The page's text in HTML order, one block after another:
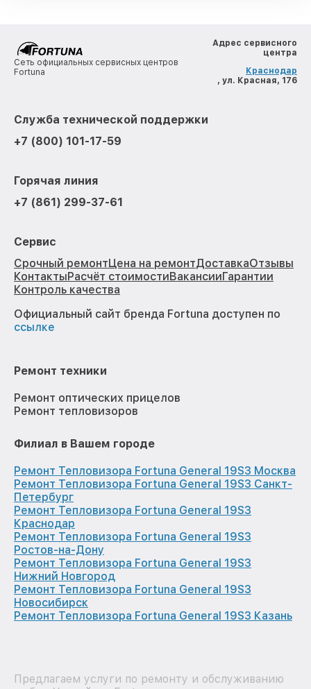
Сеть официальных сервисных центров
Fortuna
Адрес сервисного
центра
Краснодар
, ул. Красная, 176
Служба технической поддержки
+7 (800) 101-17-59
Горячая линия
+7 (861) 299-37-61
Сервис
Срочный ремонтЦена на ремонтДоставкаОтзывы
КонтактыРасчёт стоимостиВакансииГарантии
Контроль качества
Официальный сайт бренда Fortuna доступен по
ссылке
Ремонт техники
Ремонт оптических прицелов
Ремонт тепловизоров
Филиал в Вашем городе
Ремонт Тепловизора Fortuna General 19S3 Москва
Ремонт Тепловизора Fortuna General 19S3 Санкт-
Петербург
Ремонт Тепловизора Fortuna General 19S3
Краснодар
Ремонт Тепловизора Fortuna General 19S3
Ростов-на-Дону
Ремонт Тепловизора Fortuna General 19S3
Нижний Новгород
Ремонт Тепловизора Fortuna General 19S3
Новосибирск
Ремонт Тепловизора Fortuna General 19S3 Казань
Предлагаем услуги по ремонту и обслуживанию